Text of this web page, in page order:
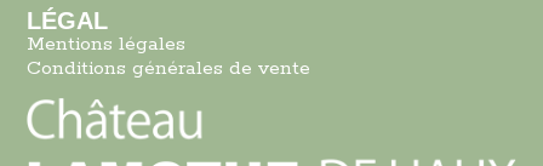
LÉGAL
Mentions légales
Conditions générales de vente